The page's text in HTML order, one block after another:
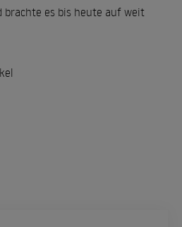
brachte es bis heute auf weit